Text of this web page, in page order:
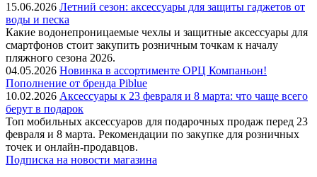
15.06.2026 Летний сезон: аксессуары для защиты гаджетов от
воды и песка
Какие водонепроницаемые чехлы и защитные аксессуары для
смартфонов стоит закупить розничным точкам к началу
пляжного сезона 2026.
04.05.2026 Новинка в ассортименте OРЦ Компаньон!
Пополнение от бренда Piblue
10.02.2026 Аксессуары к 23 февраля и 8 марта: что чаще всего
берут в подарок
Топ мобильных аксессуаров для подарочных продаж перед 23
февраля и 8 марта. Рекомендации по закупке для розничных
точек и онлайн-продавцов.
Подписка на новости магазина